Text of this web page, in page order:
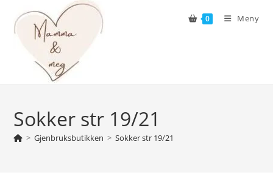
content
0 Meny
Sokker str 19/21
> Gjenbruksbutikken > Sokker str 19/21